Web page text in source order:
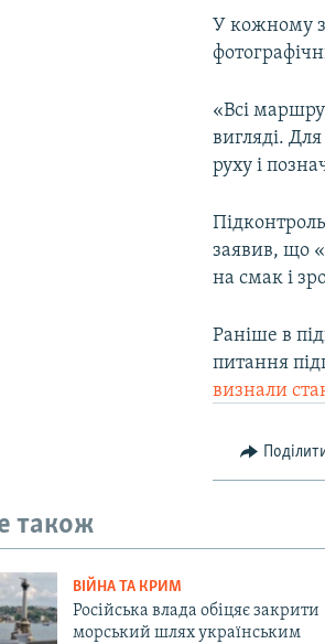
У кожному з
«Всі
вигляді.
руху і
заявив, що
на смак і
Раніше в
питання
визнали
також
ВІЙНА ТА КРИМ
Російська влада обіцяє закрити
морський шлях українським